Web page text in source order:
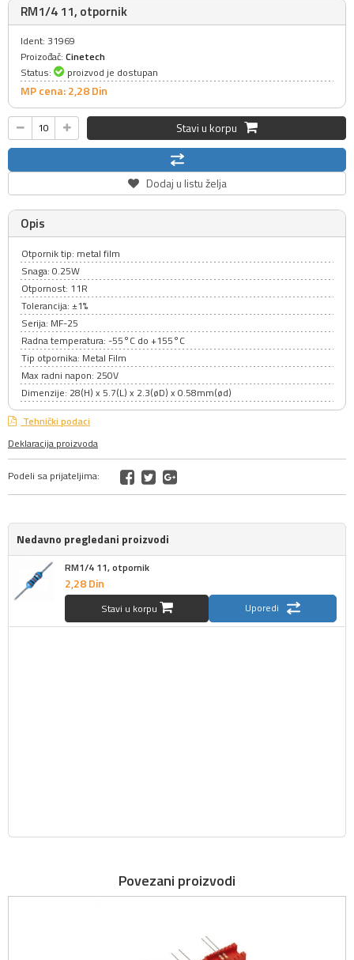
RM1/4 11, otpornik
Ident: 31969
Proizođač: Cinetech
Status:
proizvod je dostupan
MP cena: 2,28Din
Stavi u korpu
Dodaj u listu želja
Opis
Otpornik tip: metal film
Snaga: 0.25W
Otpornost: 11R
Tolerancija: ±1%
Serija: MF-25
Radna temperatura: -55°C do +155°C
Tip otpornika: Metal Film
Max radni napon: 250V
Dimenzije: 28(H) x 5.7(L) x 2.3(øD) x 0.58mm(ød)
Tehnički podaci
Deklaracija proizvoda
Podeli sa prijateljima:
Nedavno pregledani proizvodi
RM1/4 11, otpornik
2,28Din
Stavi u korpu Uporedi
Povezani proizvodi